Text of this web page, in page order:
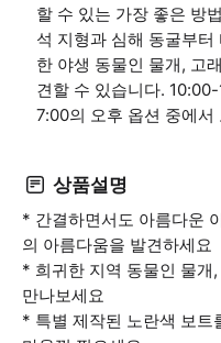
할 수 있는 가장 좋은 방
석 지형과 심해 동굴부
한 야생 동물인 물개, 고
견할 수 있습니다.
7:00의 오후 옵션 중에서
상품설명
* 간결하면서도 아름다운
의 아름다움을 발견하세요
* 희귀한 지역 동물인 물개
만나보세요
* 특별 제작된 노란색 보트